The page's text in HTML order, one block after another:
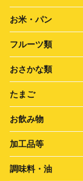
お米・パン
フルーツ類
おさかな類
たまご
お飲み物
加工品等
調味料・油